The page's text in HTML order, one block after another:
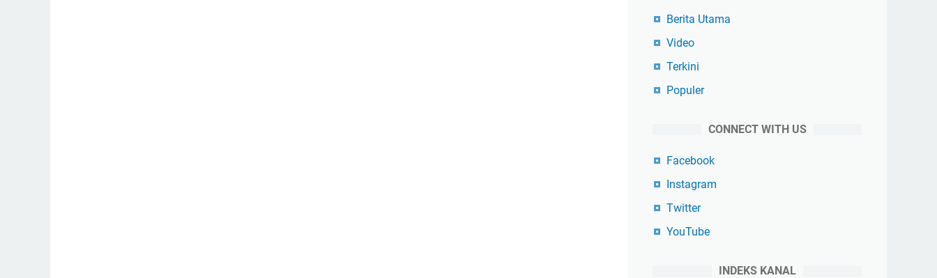
Berita Utama
Video
Terkini
Populer
CONNECT WITH US
Facebook
Instagram
Twitter
YouTube
INDEKS KANAL